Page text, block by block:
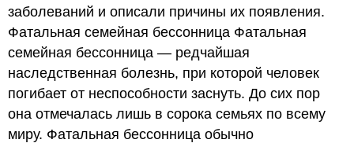
заболеваний и описали причины их появления.
Фатальная семейная бессонница Фатальная
семейная бессонница — редчайшая
наследственная болезнь, при которой человек
погибает от неспособности заснуть. До сих пор
она отмечалась лишь в сорока семьях по всему
миру. Фатальная бессонница обычно